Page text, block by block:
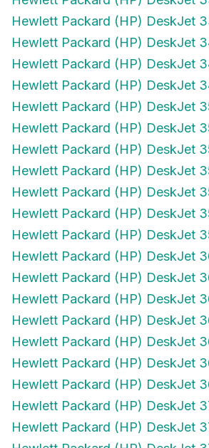
Hewlett Packard (HP) DeskJet
Hewlett Packard (HP) DeskJet
Hewlett Packard (HP) DeskJet
Hewlett Packard (HP) DeskJet
Hewlett Packard (HP) DeskJet
Hewlett Packard (HP) DeskJet
Hewlett Packard (HP) DeskJet
Hewlett Packard (HP) DeskJet
Hewlett Packard (HP) DeskJet
Hewlett Packard (HP) DeskJet
Hewlett Packard (HP) DeskJet
Hewlett Packard (HP) DeskJet
Hewlett Packard (HP) DeskJet
Hewlett Packard (HP) DeskJet
Hewlett Packard (HP) DeskJet
Hewlett Packard (HP) DeskJet
Hewlett Packard (HP) DeskJet
Hewlett Packard (HP) DeskJet
Hewlett Packard (HP) DeskJet
Hewlett Packard (HP) DeskJet
Hewlett Packard (HP) DeskJet